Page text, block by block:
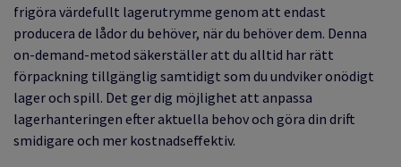
frigöra värdefullt lagerutrymme genom att endast
producera de lådor du behöver, när du behöver dem. Denna
on-demand-metod säkerställer att du alltid har rätt
förpackning tillgänglig samtidigt som du undviker onödigt
lager och spill. Det ger dig möjlighet att anpassa
lagerhanteringen efter aktuella behov och göra din drift
smidigare och mer kostnadseffektiv.